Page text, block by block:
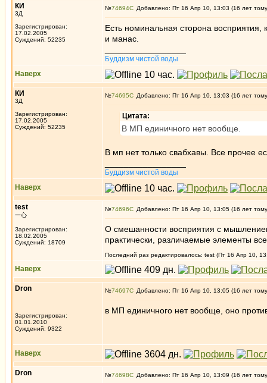
КИ
3Д
Зарегистрирован:
17.02.2005
Суждений: 52235
№74694 Добавлено: Пт 16 Апр 10, 13:03 (16 лет
Есть номинальная сторона
и манас.
Буддизм чистой воды
Наверх
КИ
3Д
Зарегистрирован:
17.02.2005
Суждений: 52235
№74695 Добавлено: Пт 16 Апр 10, 13:03 (16 лет
Цитата:
В МП единичного нет вообще.
В мп нет только свабхавы. Все прочее
Буддизм чистой воды
Наверх
test
一心
Зарегистрирован:
18.02.2005
Суждений: 18709
№74696 Добавлено: Пт 16 Апр 10, 13:05 (16 лет
О смешанности восприятия с
практически, различаемые элементы
Последний раз редактировалось: test (Пт 16 Апр 10,
Наверх
Dron
Зарегистрирован:
01.01.2010
Суждений: 9322
№74697 Добавлено: Пт 16 Апр 10, 13:05 (16 лет
в МП единичного нет вообще, оно
Наверх
Dron №74698 Добавлено: Пт 16 Апр 10, 13:09 (16 лет